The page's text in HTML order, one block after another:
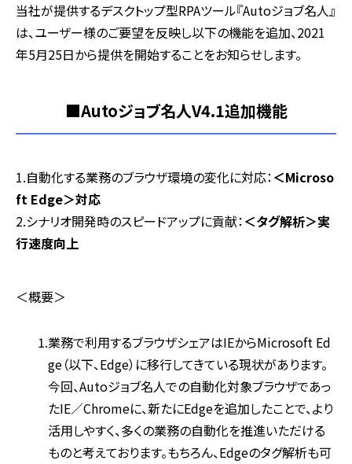
当社が提供するデスクトップ型RPAツール『Autoジョブ名人』
は、ユーザー様のご要望を反映し以下の機能を追加、2021
年5月25日から提供を開始することをお知らせします。
■Autoジョブ名人V4.1追加機能
1.自動化する業務のブラウザ環境の変化に対応：＜Microso
ft Edge＞対応
2.シナリオ開発時のスピードアップに貢献：＜タグ解析＞実
行速度向上
＜概要＞
業務で利用するブラウザシェアはIEからMicrosoft Ed
ge（以下、Edge）に移行してきている現状があります。
今回、Autoジョブ名人での自動化対象ブラウザであっ
たIE／Chromeに、新たにEdgeを追加したことで、より
活用しやすく、多くの業務の自動化を推進いただける
ものと考えております。もちろん、Edgeのタグ解析も可